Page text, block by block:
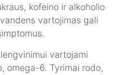
kofeino ir alkoholio
vartojimas gali
vartojami
omega-6. Tyrimai rodo,